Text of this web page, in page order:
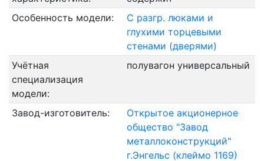
Особенность модели:
С разгр. люками и
глухими торцевыми
стенами (дверями)
Учётная
специализация
модели:
полувагон универсальный
Завод-изготовитель:
Открытое акционерное
общество "Завод
металлоконструкций"
г.Энгельс (клеймо 1169)